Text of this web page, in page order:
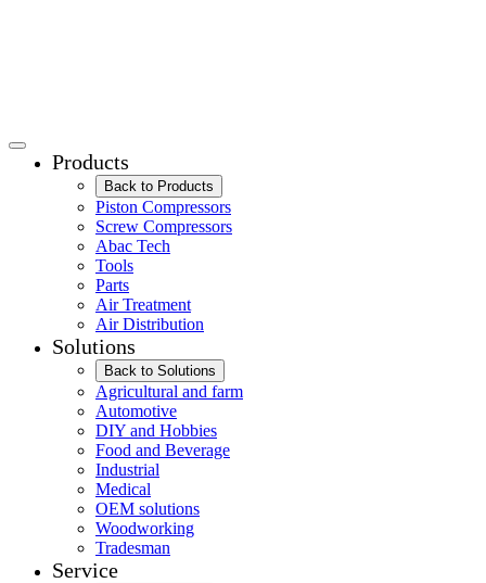
Products
Back to Products
Piston Compressors
Screw Compressors
Abac Tech
Tools
Parts
Air Treatment
Air Distribution
Solutions
Back to Solutions
Agricultural and farm
Automotive
DIY and Hobbies
Food and Beverage
Industrial
Medical
OEM solutions
Woodworking
Tradesman
Service